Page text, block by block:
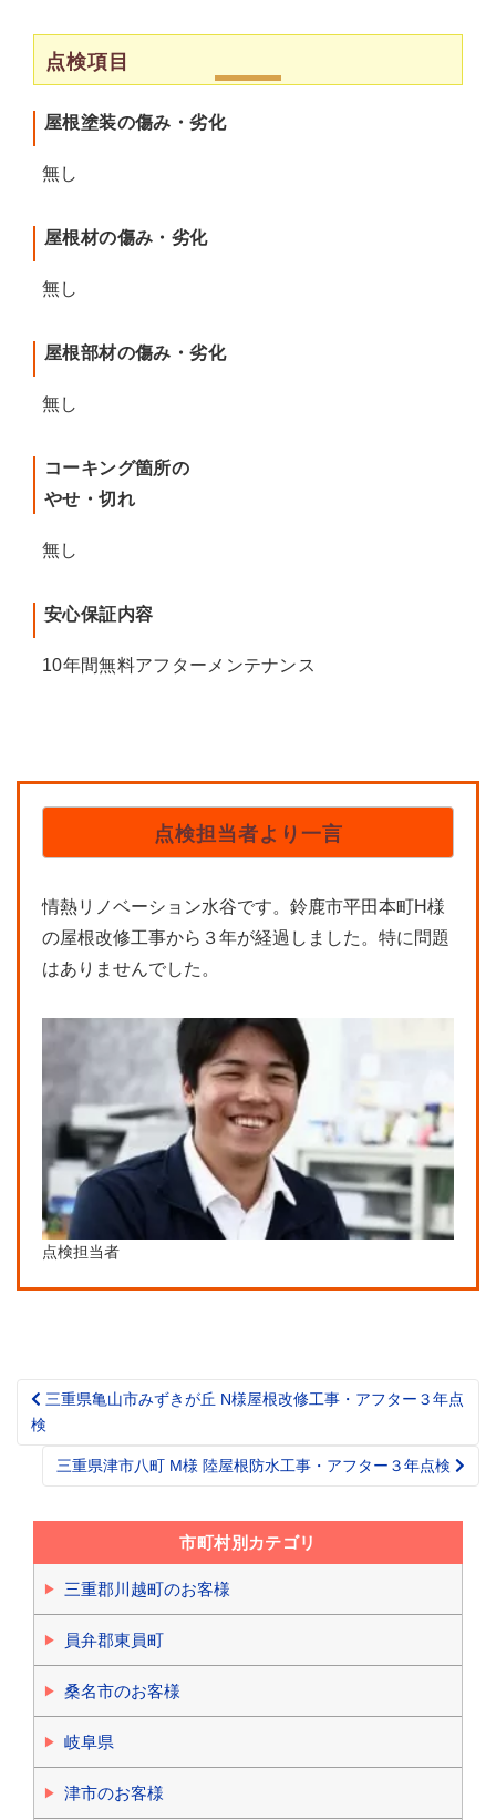
点検項目
屋根塗装の傷み・劣化
無し
屋根材の傷み・劣化
無し
屋根部材の傷み・劣化
無し
コーキング箇所の
やせ・切れ
無し
安心保証内容
10年間無料アフターメンテナンス
点検担当者より一言
情熱リノベーション水谷です。鈴鹿市平田本町H様
の屋根改修工事から３年が経過しました。特に問題
はありませんでした。
点検担当者
Post
navigation
三重県亀山市みずきが丘 N様屋根改修工事・アフター３年点
検
三重県津市八町 M様 陸屋根防水工事・アフター３年点検
市町村別カテゴリ
三重郡川越町のお客様
員弁郡東員町
桑名市のお客様
岐阜県
津市のお客様